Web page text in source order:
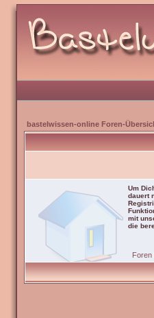
bastelwissen-online Foren-
Um
dauert
mit
die
Foren